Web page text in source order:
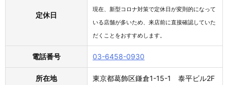
定休日
現在、新型コロナ対策で定休日が変則的になって
いる店舗が多いため、来店前に直接確認していた
だくことをおすすめします。
電話番号 03-6458-0930
所在地 東京都葛飾区鎌倉1-15-1 泰平ビル2F